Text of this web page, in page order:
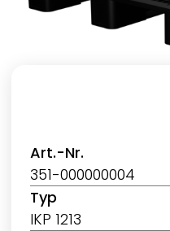
Art.-Nr.
351-000000004
Typ
IKP 1213